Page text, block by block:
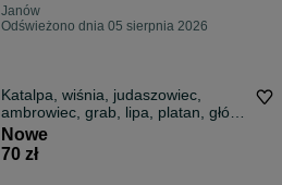
Janów
Odświeżono dnia 05 sierpnia 2026
Katalpa, wiśnia, judaszowiec,
ambrowiec, grab, lipa, platan, głóg,
jarzębina, jarząb, wierzba,
magnolia
Nowe
70 zł